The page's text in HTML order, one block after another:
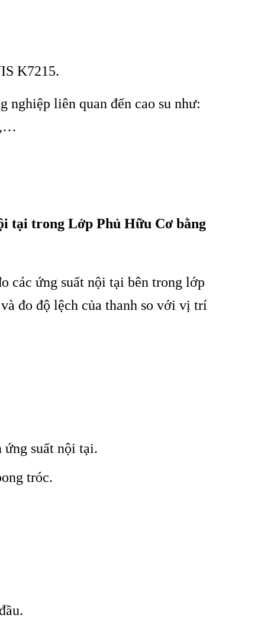
K7215.
nghiệp liên quan đến cao su như:
tại trong Lớp Phủ Hữu Cơ bằng
các ứng suất nội tại bên trong lớp
đo độ lệch của thanh so với vị trí
ứng suất nội tại.
tróc.